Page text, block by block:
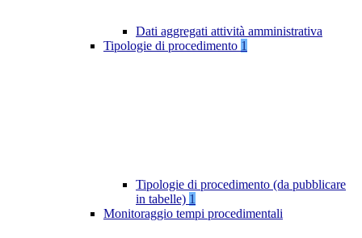
Dati aggregati attività amministrativa
Tipologie di procedimento 1
Tipologie di procedimento (da pubblicare
in tabelle) 1
Monitoraggio tempi procedimentali